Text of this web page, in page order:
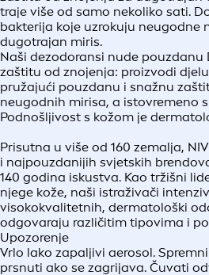
traje više od samo nekoliko sati.
bakterija koje uzrokuju neugodne
dugotrajan miris.
Naši dezodoransi nude pouzdanu
zaštitu od znojenja: proizvodi
pružajući pouzdanu i snažnu
neugodnih mirisa, a istovremeno
Podnošljivost s kožom je
Prisutna u više od 160 zemalja,
i najpouzdanijih svjetskih
140 godina iskustva. Kao tržišni
njege kože, naši istraživači
visokokvalitetnih, dermatološki
odgovaraju različitim tipovima i
Upozorenje
Vrlo lako zapaljivi aerosol.
prsnuti ako se zagrijava. Čuvati